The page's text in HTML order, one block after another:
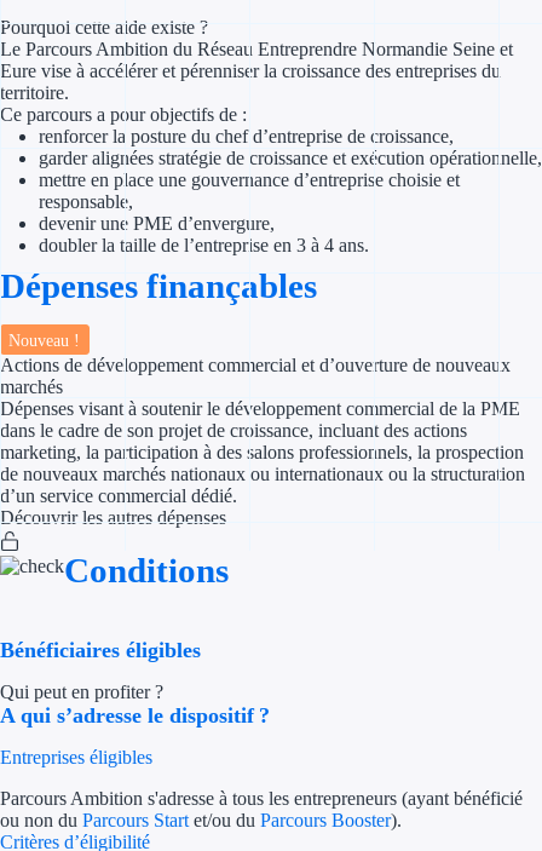
Aides Urssaf
Prêt
Garantie
Par financeur
Aides par
Trouvez des idées de
Pourquoi cette aide existe ?
Le Parcours Ambition du Réseau Entreprendre Normandie Seine et
Eure vise à accélérer et pérenniser la croissance des entreprises du
territoire.
Ce parcours a pour objectifs de :
renforcer la posture du chef d’entreprise de croissance,
garder alignées stratégie de croissance et exécution opérationnelle,
mettre en place une gouvernance d’entreprise choisie et
responsable,
devenir une PME d’envergure,
doubler la taille de l’entreprise en 3 à 4 ans.
Dépenses finançables
Nouveau !
Actions de développement commercial et d’ouverture de nouveaux
marchés
Dépenses visant à soutenir le développement commercial de la PME
dans le cadre de son projet de croissance, incluant des actions
marketing, la participation à des salons professionnels, la prospection
de nouveaux marchés nationaux ou internationaux ou la structuration
d’un service commercial dédié.
Découvrir les autres dépenses
Conditions
Bénéficiaires éligibles
Qui peut en profiter ?
A qui s’adresse le dispositif ?
Entreprises éligibles
Parcours Ambition s'adresse à tous les entrepreneurs (ayant bénéficié
ou non du Parcours Start et/ou du Parcours Booster).
Critères d’éligibilité